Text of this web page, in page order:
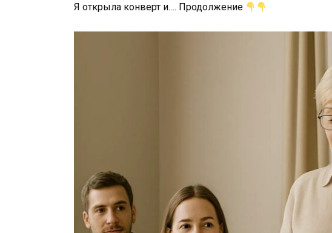
Я открыла конверт и…. Продолжение